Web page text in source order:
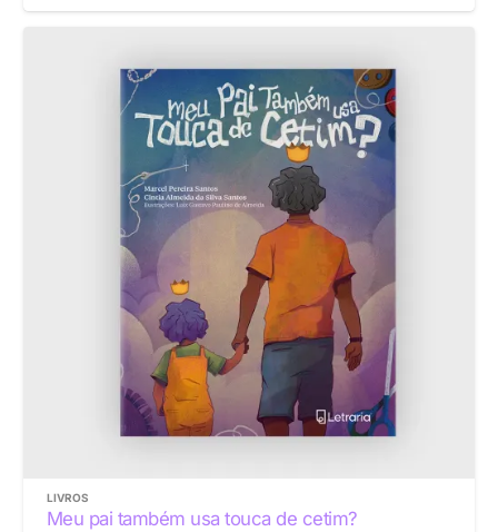
LIVROS
Meu pai também usa touca de cetim?